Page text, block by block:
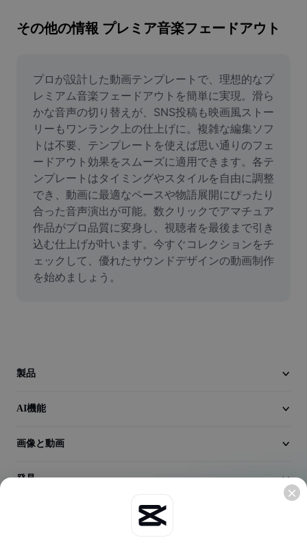
画像サイズ変更
ミームジェネレーター
AI Text Remover
AI People Remover
AI Inpainting
Face Cutout
動画
動画背景削除
動画コンバーター
その他の情報 プレミア音楽フェードアウト
プロが設計した動画テンプレートで、理想的なプ
レミアム音楽フェードアウトを簡単に実現。滑ら
かな音声の切り替えが、SNS投稿も映画風ストー
リーもワンランク上の仕上げに。複雑な編集ソフ
トは不要、テンプレートを使えば思い通りのフェ
ードアウト効果をスムーズに適用できます。各テ
ンプレートはタイミングやスタイルを自由に調整
でき、動画に最適なペースや物語展開にぴったり
合った音声演出が可能。数クリックでアマチュア
作品がプロ品質に変身し、視聴者を最後まで引き
込む仕上げが叶います。今すぐコレクションをチ
ェックして、優れたサウンドデザインの動画制作
を始めましょう。
製品
AI機能
画像と動画
発見